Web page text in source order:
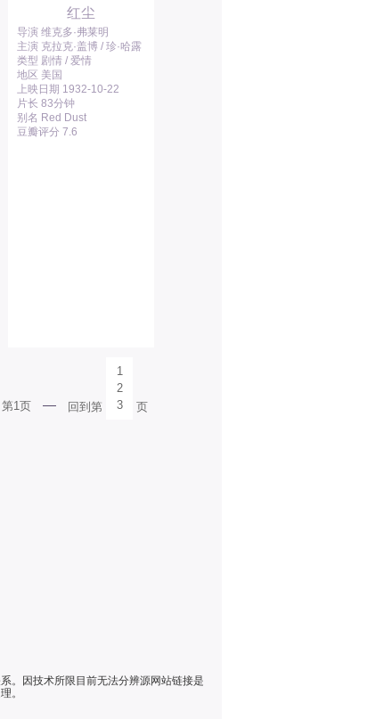
红尘
导演 维克多·弗莱明
主演 克拉克·盖博 / 珍·哈露
类型 剧情 / 爱情
地区 美国
上映日期 1932-10-22
片长 83分钟
别名 Red Dust
豆瓣评分 7.6
第1页 回到第
1
2
3
页
。因技术所限目前无法分辨源网站链接是
。